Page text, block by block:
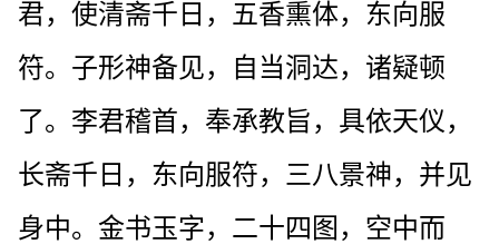
君，使清斋千日，五香熏体，东向服
符。子形神备见，自当洞达，诸疑顿
了。李君稽首，奉承教旨，具依天仪，
长斋千日，东向服符，三八景神，并见
身中。金书玉字，二十四图，空中而